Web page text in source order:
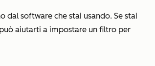
dal software che stai usando. Se stai
può aiutarti a impostare un filtro per